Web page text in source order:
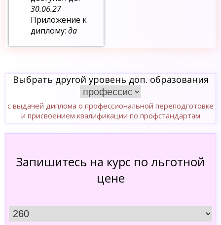
30.06.27
Приложение к
диплому:да
Выбрать другой уровень доп. образования
с выдачей диплома о профессиональной переподготовке
и присвоением квалификации по профстандартам
Запишитесь на курс по льготной
цене